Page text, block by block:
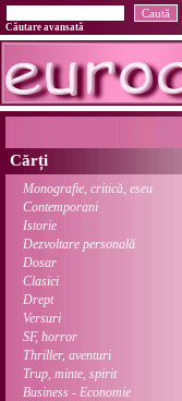
Căutare avansată
Cărți
Monografie, critică, eseu
Contemporani
Istorie
Dezvoltare personală
Dosar
Clasici
Drept
Versuri
SF, horror
Thriller, aventuri
Trup, minte, spirit
Business - Economie